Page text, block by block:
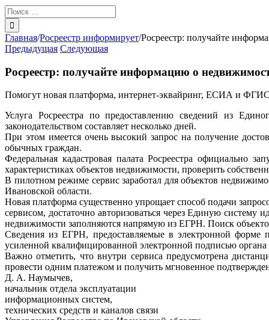
Результат
поиска:
Главная/Росреестр информирует/Росреестр: получайте
Предыдущая Следующая
Росреестр: получайте информацию о
Помогут новая платформа, интернет-эквайринг, ЕСИА и
Услуга Росреестра по предоставлению сведений из
законодательством составляет несколько дней.
При этом имеется очень высокий запрос на получение
обычных граждан.
Федеральная кадастровая палата Росреестра официально
характеристиках объектов недвижимости, проверить
В пилотном режиме сервис заработал для объектов
Ивановской области.
Новая платформа существенно упрощает способ подачи
сервисом, достаточно авторизоваться через Единую
недвижимости заполняются напрямую из ЕГРН. Поиск
Сведения из ЕГРН, предоставляемые в электронной форме
усиленной квалифицированной электронной подписью органа
Важно отметить, что внутри сервиса предусмотрена
провести одним платежом и получить мгновенное
Д. А. Наумычев,
начальник отдела эксплуатации
информационных систем,
технических средств и каналов связи